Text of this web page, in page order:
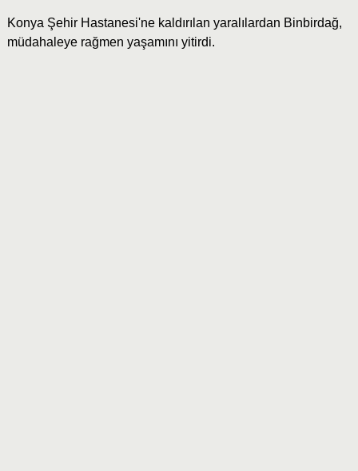
Konya Şehir Hastanesi'ne kaldırılan yaralılardan Binbirdağ,
müdahaleye rağmen yaşamını yitirdi.